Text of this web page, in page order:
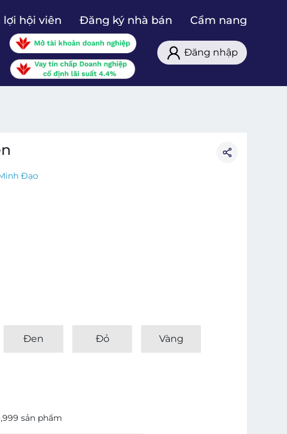
lợi hội viên Đăng ký nhà bán Cẩm nang
Đăng nhập
Đạo
Đen Đỏ Vàng
sản phẩm